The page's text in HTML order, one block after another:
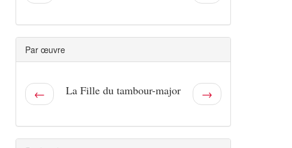
Par œuvre
← La Fille du tambour-major →